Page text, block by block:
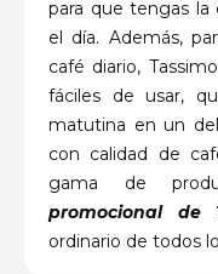
para que tengas la
el día. Además,
café diario,
fáciles de usar,
matutina en un
con calidad de
gama de
promocional de
ordinario de todos